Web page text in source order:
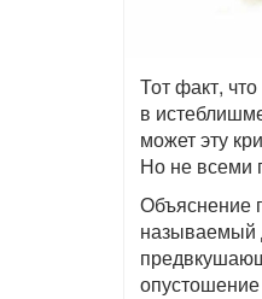
Тот факт,
в
может эту
Но не всеми
Объяснение
называемый